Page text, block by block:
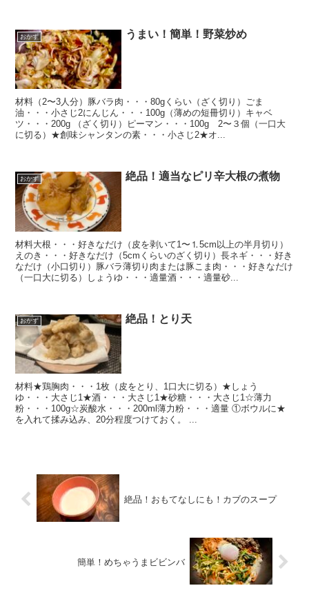
おかず うまい！簡単！野菜炒め
材料（2〜3人分）豚バラ肉・・・80gくらい（ざく切り）ごま
油・・・小さじ2にんじん・・・100g（薄めの短冊切り）キャベ
ツ・・・200g （ざく切り）ピーマン・・・100g 2〜３個（一口大
に切る）★創味シャンタンの素・・・小さじ2★オ...
おかず 絶品！適当なピリ辛大根の煮物
材料大根・・・好きなだけ（皮を剥いて1〜⒈5cm以上の半月切り）
えのき・・・好きなだけ（5cmくらいのざく切り）長ネギ・・・好き
なだけ（小口切り）豚バラ薄切り肉または豚こま肉・・・好きなだけ
（一口大に切る）しょうゆ・・・適量酒・・・適量砂...
おかず 絶品！とり天
材料★鶏胸肉・・・1枚（皮をとり、1口大に切る）★しょう
ゆ・・・大さじ1★酒・・・大さじ1★砂糖・・・大さじ1☆薄力
粉・・・100g☆炭酸水・・・200ml薄力粉・・・適量 ①ボウルに★
を入れて揉み込み、20分程度つけておく。 ...
絶品！おもてなしにも！カブのスープ
簡単！めちゃうまビビンバ